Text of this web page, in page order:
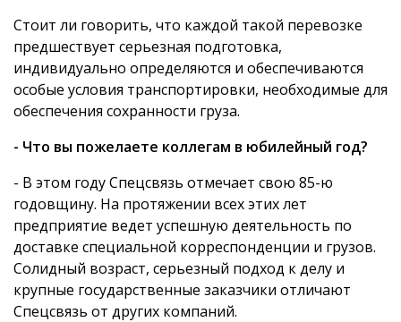
Стоит ли говорить, что каждой такой перевозке
предшествует серьезная подготовка,
индивидуально определяются и обеспечиваются
особые условия транспортировки, необходимые для
обеспечения сохранности груза.
- Что вы пожелаете коллегам в юбилейный год?
- В этом году Спецсвязь отмечает свою 85-ю
годовщину. На протяжении всех этих лет
предприятие ведет успешную деятельность по
доставке специальной корреспонденции и грузов.
Солидный возраст, серьезный подход к делу и
крупные государственные заказчики отличают
Спецсвязь от других компаний.